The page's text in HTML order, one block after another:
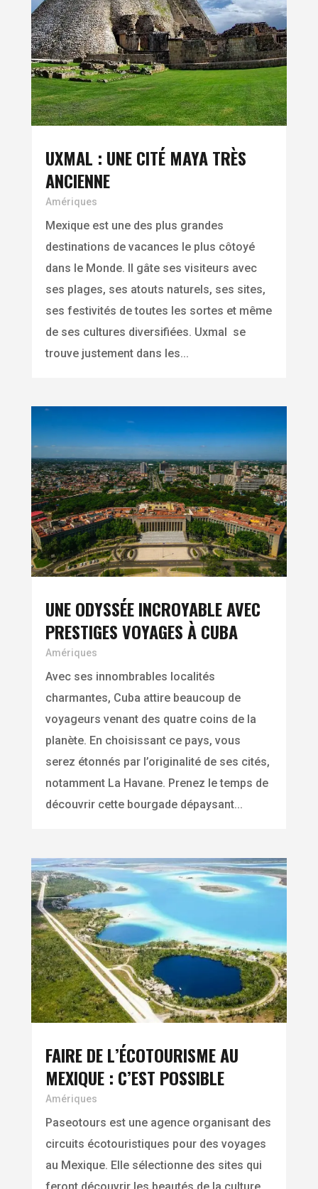
UXMAL : UNE CITÉ MAYA TRÈS
ANCIENNE
Amériques
Mexique est une des plus grandes
destinations de vacances le plus côtoyé
dans le Monde. Il gâte ses visiteurs avec
ses plages, ses atouts naturels, ses sites,
ses festivités de toutes les sortes et même
de ses cultures diversifiées. Uxmal se
trouve justement dans les...
UNE ODYSSÉE INCROYABLE AVEC
PRESTIGES VOYAGES À CUBA
Amériques
Avec ses innombrables localités
charmantes, Cuba attire beaucoup de
voyageurs venant des quatre coins de la
planète. En choisissant ce pays, vous
serez étonnés par l’originalité de ses cités,
notamment La Havane. Prenez le temps de
découvrir cette bourgade dépaysant...
FAIRE DE L’ÉCOTOURISME AU
MEXIQUE : C’EST POSSIBLE
Amériques
Paseotours est une agence organisant des
circuits écotouristiques pour des voyages
au Mexique. Elle sélectionne des sites qui